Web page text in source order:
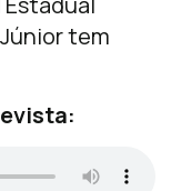
tem